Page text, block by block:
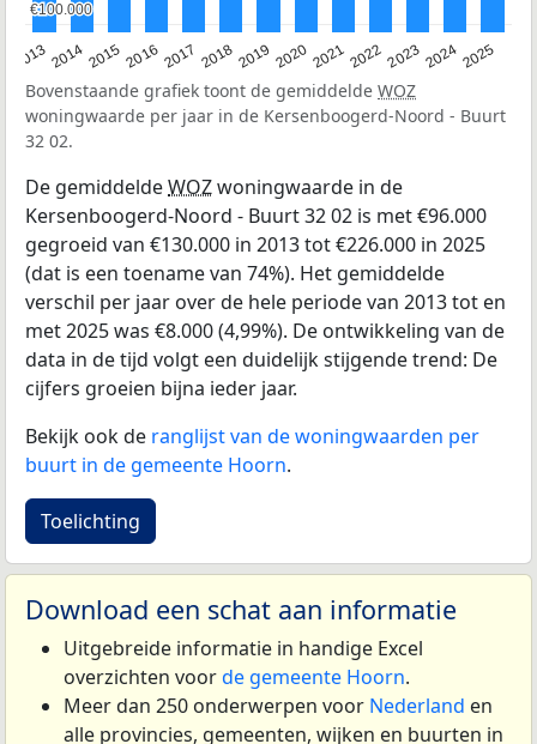
20132014201520162017 20182019 202020212022202320242025
€100.000
€100.000
Bovenstaande grafiek toont de gemiddelde WOZ
woningwaarde per jaar in de Kersenboogerd-Noord - Buurt
32 02.
De gemiddeldeWOZwoningwaarde in de
Kersenboogerd-Noord - Buurt 32 02 is met €96.000
gegroeid van €130.000 in 2013 tot €226.000 in 2025
(dat is een toename van 74%). Het gemiddelde
verschil per jaar over de hele periode van 2013 tot en
met 2025 was €8.000 (4,99%). De ontwikkeling van de
data in de tijd volgt een duidelijk stijgende trend: De
cijfers groeien bijna ieder jaar.
Bekijk ook de ranglijst van de woningwaarden per
buurt in de gemeente Hoorn.
Toelichting
Download een schat aan informatie
Uitgebreide informatie in handige Excel
overzichten voorde gemeente Hoorn.
Meer dan 250 onderwerpen voor Nederland en
alle provincies, gemeenten, wijken en buurten in